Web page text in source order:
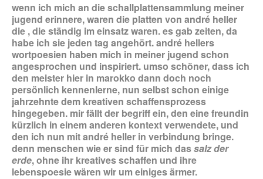
wenn ich mich an die schallplattensammlung meiner
jugend erinnere, waren die platten von andré heller
die , die ständig im einsatz waren. es gab zeiten, da
habe ich sie jeden tag angehört. andré hellers
wortpoesien haben mich in meiner jugend schon
angesprochen und inspiriert. umso schöner, dass ich
den meister hier in marokko dann doch noch
persönlich kennenlerne, nun selbst schon einige
jahrzehnte dem kreativen schaffensprozess
hingegeben. mir fällt der begriff ein, den eine freundin
kürzlich in einem anderen kontext verwendete, und
den ich nun mit andré heller in verbindung bringe.
denn menschen wie er sind für mich dassalz der
erde, ohne ihr kreatives schaffen und ihre
lebenspoesie wären wir um einiges ärmer.